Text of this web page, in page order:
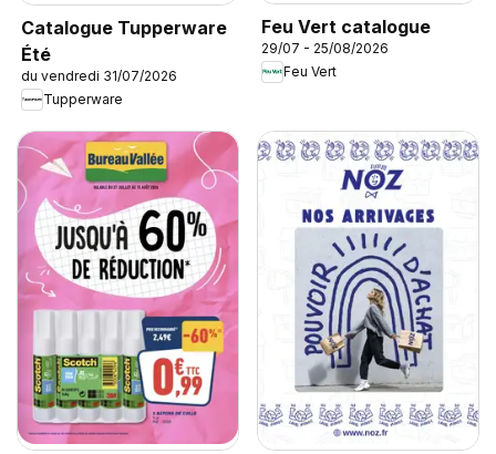
Catalogue Tupperware
Été
du vendredi 31/07/2026
Tupperware
Feu Vert catalogue
29/07 - 25/08/2026
Feu Vert